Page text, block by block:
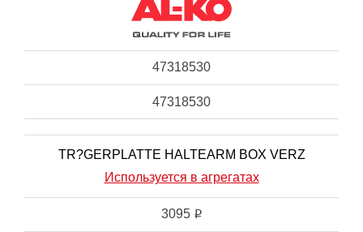
47318530
47318530
TR?GERPLATTE HALTEARM BOX VERZ
Используется в агрегатах
3095 i